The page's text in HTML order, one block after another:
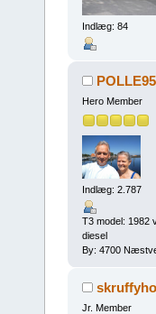
Indlæg: 84
Hero Member
Indlæg: 2.787
T3 model: 1982
diesel
By: 4700
Jr. Member